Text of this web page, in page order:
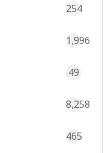
254
1,996
49
8,258
465